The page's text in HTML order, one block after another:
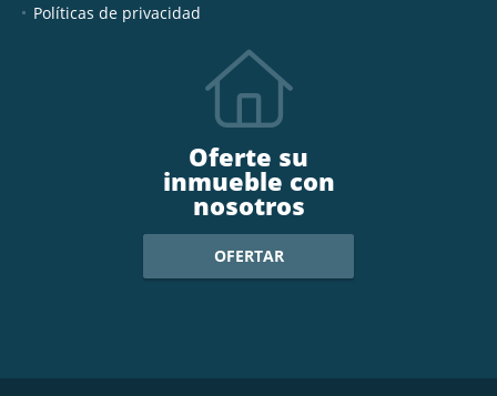
Políticas de privacidad
Oferte su
inmueble con
nosotros
OFERTAR